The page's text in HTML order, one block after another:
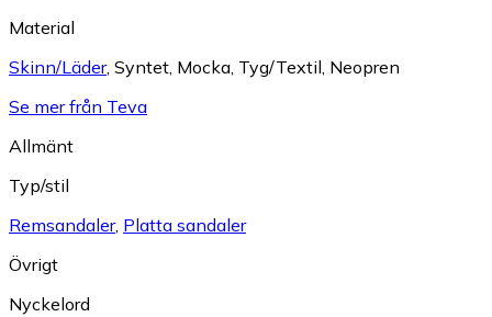
Material
Skinn/Läder, Syntet Mocka Tyg/Textil Neopren
Se mer från Teva
Allmänt
Typ/stil
Remsandaler, Platta sandaler
Övrigt
Nyckelord